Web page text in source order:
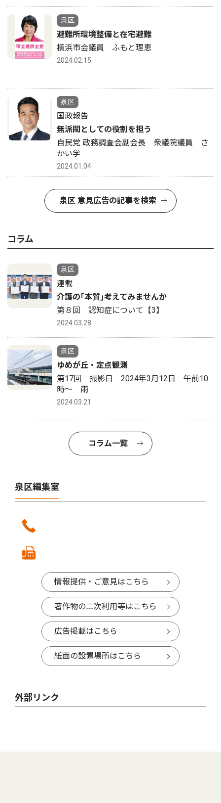
泉区
避難所環境整備と在宅避難
横浜市会議員 ふもと理恵
2024.02.15
泉区
国政報告
無派閥としての役割を担う
自民党 政務調査会副会長 衆議院議員 さ
かい学
2024.01.04
泉区 意見広告の記事を検索
コラム
泉区
連載
介護の｢本質｣考えてみませんか
第８回 認知症について【3】
2024.03.28
泉区
ゆめが丘・定点観測
第17回 撮影日 2024年3月12日 午前10
時〜 雨
2024.03.21
コラム一覧
泉区編集室
情報提供・ご意見はこちら
著作物の二次利用等はこちら
広告掲載はこちら
紙面の設置場所はこちら
外部リンク